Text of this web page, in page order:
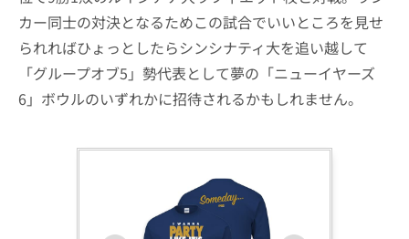
カー同士の対決となるためこの試合でいいところを見せ
られればひょっとしたらシンシナティ大を追い越して
「グループオブ5」勢代表として夢の「ニューイヤーズ
6」ボウルのいずれかに招待されるかもしれません。